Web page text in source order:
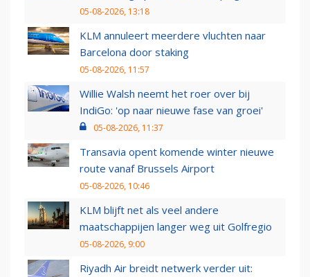
05-08-2026, 13:18
KLM annuleert meerdere vluchten naar
Barcelona door staking
05-08-2026, 11:57
Willie Walsh neemt het roer over bij
IndiGo: 'op naar nieuwe fase van groei'
05-08-2026, 11:37
Transavia opent komende winter nieuwe
route vanaf Brussels Airport
05-08-2026, 10:46
KLM blijft net als veel andere
maatschappijen langer weg uit Golfregio
05-08-2026, 9:00
Riyadh Air breidt netwerk verder uit: